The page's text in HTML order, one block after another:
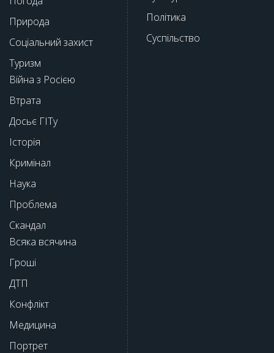
Природа
Соціальний захист
Туризм
Війна з Росією
Втрата
Досьє ГІТу
Історія
Кримінал
Наука
Проблема
Скандал
Всяка всячина
Гроші
ДТП
Конфлікт
Медицина
Портрет
Політика
Суспільство